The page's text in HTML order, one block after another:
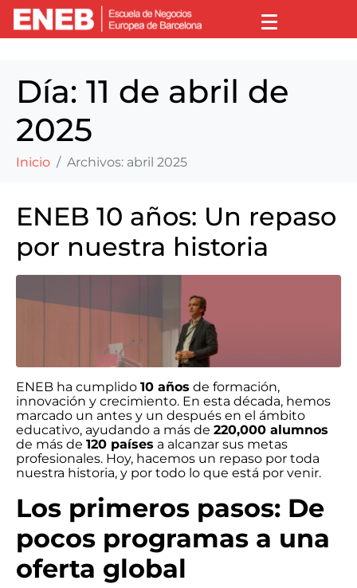
Día: 11 de abril de
2025
Inicio Archivos: abril 2025
ENEB 10 años: Un repaso
por nuestra historia
ENEB ha cumplido 10 años de formación,
innovación y crecimiento. En esta década, hemos
marcado un antes y un después en el ámbito
educativo, ayudando a más de 220,000 alumnos
de más de 120 países a alcanzar sus metas
profesionales. Hoy, hacemos un repaso por toda
nuestra historia, y por todo lo que está por venir.
Los primeros pasos: De
pocos programas a una
oferta global